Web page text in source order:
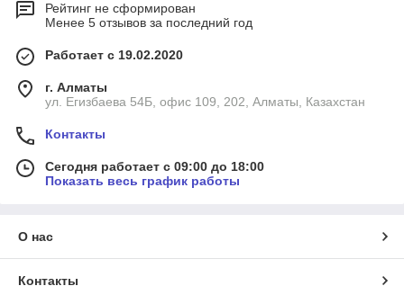
Рейтинг не сформирован
Менее 5 отзывов за последний год
Работает с 19.02.2020
г. Алматы
ул. Егизбаева 54Б, офис 109, 202, Алматы, Казахстан
Контакты
Сегодня работает с 09:00 до 18:00
Показать весь график работы
О нас
Контакты